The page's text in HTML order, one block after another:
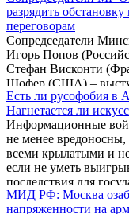
председатель
делам СНГ Леонид
с NEWS.ru заявил:
переговоры, начать
пунктов
(имеется в виду
2020 года - С.Т.) и с
разрядить обстановку
переговорам
Сопредседатели
Игорь Попов
Стефан Висконти
Шофер (США) –
совместным
английском языке,
Panorama.am,
Есть ли русофобия в
Нагнетается ли
Информационные
не менее
всеми крылатыми и
если не уметь
последствия для
весьма плачевными
арене, так и внутри
МИД РФ: Москва
напряженности на